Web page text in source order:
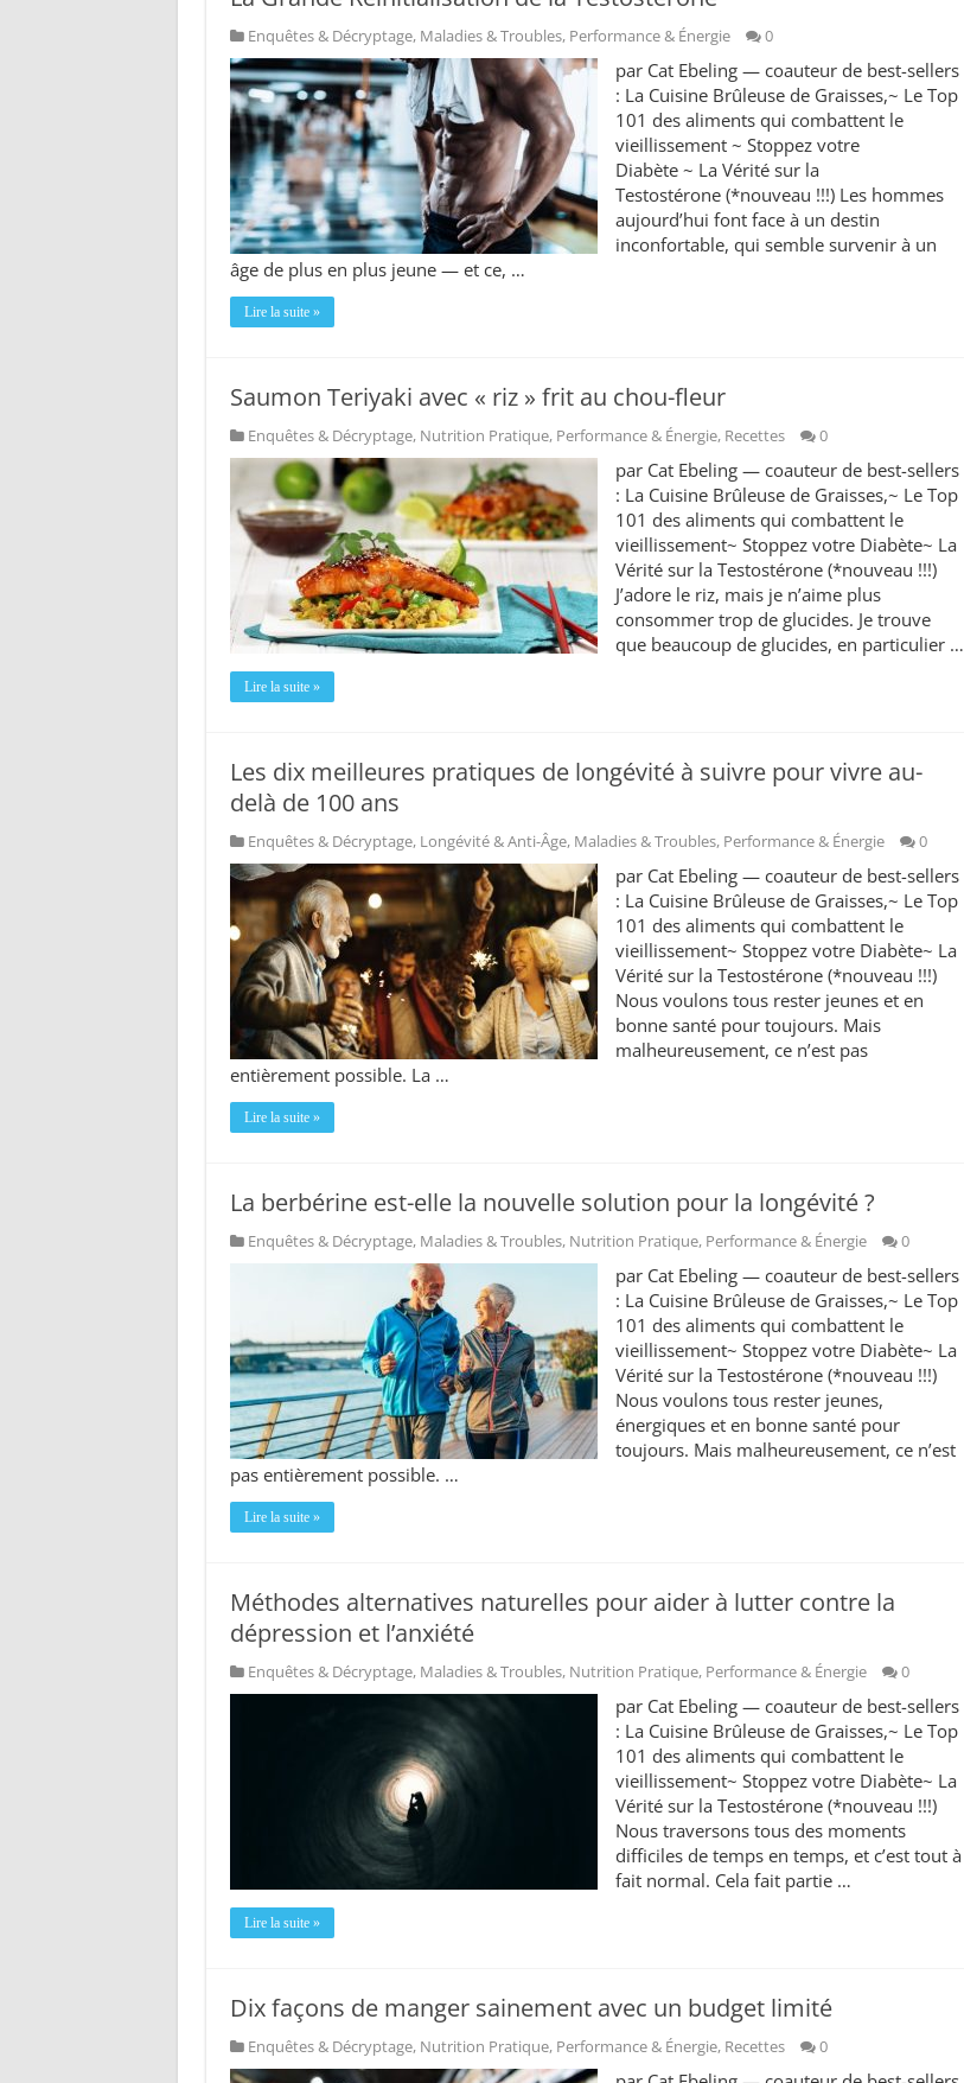
Enquêtes & Décryptage, Maladies & Troubles, Performance & Énergie 0
par Cat Ebeling — coauteur de best-sellers
: La Cuisine Brûleuse de Graisses,~ Le Top
101 des aliments qui combattent le
vieillissement ~ Stoppez votre
Diabète ~ La Vérité sur la
Testostérone (*nouveau !!!) Les hommes
aujourd’hui font face à un destin
inconfortable, qui semble survenir à un
âge de plus en plus jeune — et ce, …
Lire la suite »
Saumon Teriyaki avec « riz » frit au chou-fleur
Enquêtes & Décryptage, Nutrition Pratique, Performance & Énergie, Recettes 0
par Cat Ebeling — coauteur de best-sellers
: La Cuisine Brûleuse de Graisses,~ Le Top
101 des aliments qui combattent le
vieillissement~ Stoppez votre Diabète~ La
Vérité sur la Testostérone (*nouveau !!!)
J’adore le riz, mais je n’aime plus
consommer trop de glucides. Je trouve
que beaucoup de glucides, en particulier …
Lire la suite »
Les dix meilleures pratiques de longévité à suivre pour vivre au-
delà de 100 ans
Enquêtes & Décryptage, Longévité & Anti-Âge, Maladies & Troubles, Performance & Énergie 0
par Cat Ebeling — coauteur de best-sellers
: La Cuisine Brûleuse de Graisses,~ Le Top
101 des aliments qui combattent le
vieillissement~ Stoppez votre Diabète~ La
Vérité sur la Testostérone (*nouveau !!!)
Nous voulons tous rester jeunes et en
bonne santé pour toujours. Mais
malheureusement, ce n’est pas
entièrement possible. La …
Lire la suite »
La berbérine est-elle la nouvelle solution pour la longévité ?
Enquêtes & Décryptage, Maladies & Troubles, Nutrition Pratique, Performance & Énergie 0
par Cat Ebeling — coauteur de best-sellers
: La Cuisine Brûleuse de Graisses,~ Le Top
101 des aliments qui combattent le
vieillissement~ Stoppez votre Diabète~ La
Vérité sur la Testostérone (*nouveau !!!)
Nous voulons tous rester jeunes,
énergiques et en bonne santé pour
toujours. Mais malheureusement, ce n’est
pas entièrement possible. …
Lire la suite »
Méthodes alternatives naturelles pour aider à lutter contre la
dépression et l’anxiété
Enquêtes & Décryptage, Maladies & Troubles, Nutrition Pratique, Performance & Énergie 0
par Cat Ebeling — coauteur de best-sellers
: La Cuisine Brûleuse de Graisses,~ Le Top
101 des aliments qui combattent le
vieillissement~ Stoppez votre Diabète~ La
Vérité sur la Testostérone (*nouveau !!!)
Nous traversons tous des moments
difficiles de temps en temps, et c’est tout à
fait normal. Cela fait partie …
Lire la suite »
Dix façons de manger sainement avec un budget limité
Enquêtes & Décryptage, Nutrition Pratique, Performance & Énergie, Recettes 0